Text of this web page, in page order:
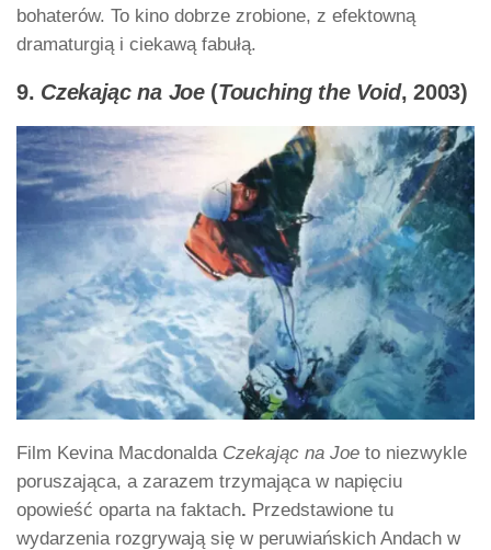
bohaterów. To kino dobrze zrobione, z efektowną
dramaturgią i ciekawą fabułą.
9. Czekając na Joe(Touching the Void, 2003)
Film Kevina Macdonalda Czekając na Joe to niezwykle
poruszająca, a zarazem trzymająca w napięciu
opowieść oparta na faktach. Przedstawione tu
wydarzenia rozgrywają się w peruwiańskich Andach w